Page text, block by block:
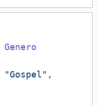
Genero
"Gospel" ,